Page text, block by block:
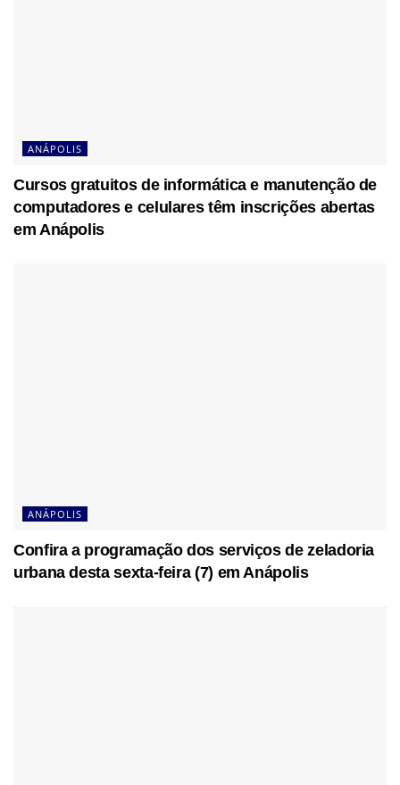
ANÁPOLIS
Cursos gratuitos de informática e manutenção de
computadores e celulares têm inscrições abertas
em Anápolis
ANÁPOLIS
Confira a programação dos serviços de zeladoria
urbana desta sexta-feira (7) em Anápolis